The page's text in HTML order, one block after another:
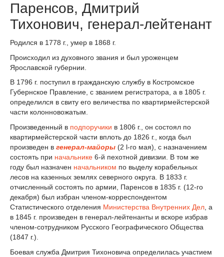
Паренсов, Дмитрий
Тихонович, генерал-лейтенант
Родился в 1778 г., умер в 1868 г.
Происходил из духовного звания и был уроженцем
Ярославской губернии.
В 1796 г. поступил в гражданскую службу в Костромское
Губернское Правление, с званием регистратора, а в 1805 г.
определился в свиту его величества по квартирмейстерской
части колонновожатым.
Произведенный в подпоручики в 1806 г., он состоял по
квартирмейстерской части вплоть до 1826 г., когда был
произведен в генерал-майоры (2 l-го мая), с назначением
состоять при начальнике 6-й пехотной дивизии. В том же
году был назначен начальником по выделу корабельных
лесов на казенных землях северного округа. В 1833 г.
отчисленный состоять по армии, Паренсов в 1835 г. (12-го
декабря) был избран членом-корреспондентом
Статистического отделения Министерства Внутренних Дел , а
в 1845 г. произведен в генерал-лейтенанты и вскоре избрав
членом-сотрудником Русского Географического Общества
(1847 г.).
Боевая служба Дмитрия Тихоновича определилась участием